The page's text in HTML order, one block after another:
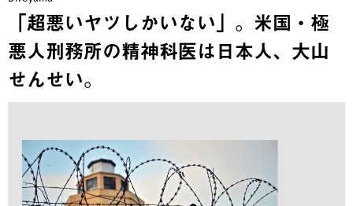
「超悪いヤツしかいない」。米国・極
悪人刑務所の精神科医は日本人、大山
せんせい。